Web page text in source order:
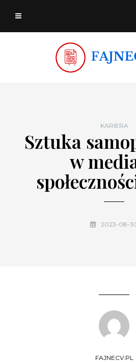
KARIERA
Sztuka
w
2023-08-
FAJNECV.PL